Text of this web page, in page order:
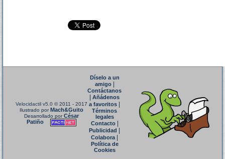
Velocidactil v5.0 © 2011 - 2017
Ilustrado porMach&Guito
Desarrollado porCésar
Patiño
Díselo a un
amigo|
Contáctanos
Añádenos
a favoritos
Términos
legales
Contacto|
Publicidad
Colabora|
Política de
Cookies